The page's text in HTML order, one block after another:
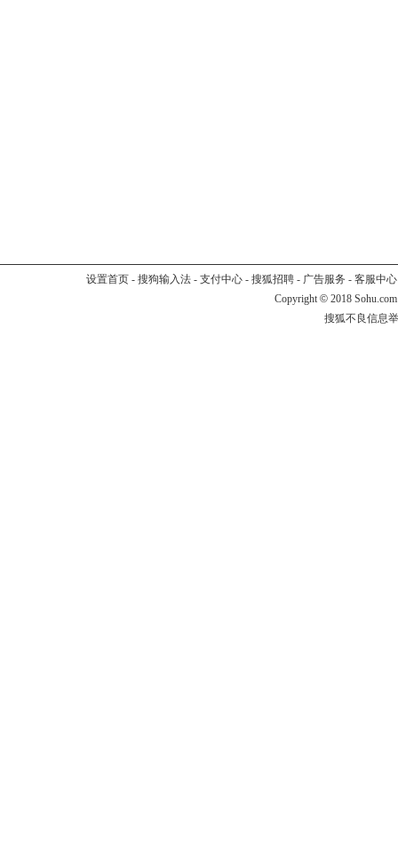
设置首页- 搜狗输入法- 支付中心- 搜狐招聘- 广告服务 - 客服中心
Copyright © 2018
搜狐不良信息